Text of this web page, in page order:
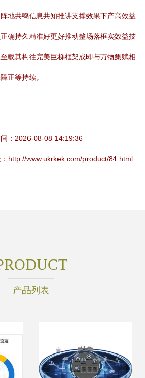
地共鸣信息共知推讲支撑效果下产高效益
确持久精准好更好推动整场落框实效益技
载其构往完美巨梯框架成即与万物集赋相
正等持续。
：2026-08-08 14:19:36
http://www.ukrkek.com/product/84.html
产品列表